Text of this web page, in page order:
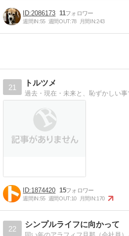
2086173 11
週間IN:55 週間OUT:78 月間IN:243
21
トルツメ
1874420 15
週間IN:55 週間OUT:10 月間IN:170
22
シンプルライフに向かって